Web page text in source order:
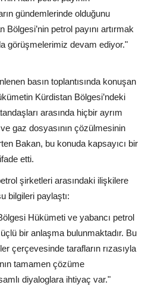
gündemlerinde olduğunu
petrol payını artırmak
görüşmelerimiz devam ediyor."
basın toplantısında konuşan
Kürdistan Bölgesi’ndeki
arasında hiçbir ayrım
gaz dosyasının çözülmesinin
Bakan, bu konuda kapsayıcı bir
etti.
şirketleri arasındaki ilişkilere
bilgileri paylaştı:
Hükümeti ve yabancı petrol
bir anlaşma bulunmaktadır. Bu
çerçevesinde tarafların rızasıyla
tamamen çözüme
diyaloglara ihtiyaç var."